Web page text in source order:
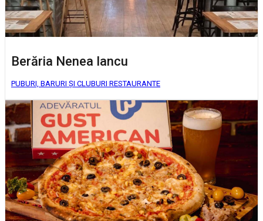
Berăria Nenea Iancu
PUBURI, BARURI ȘI CLUBURI RESTAURANTE